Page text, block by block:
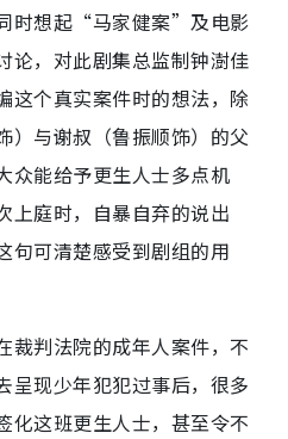
时想起“马家健案”及电影
论，对此剧集总监制钟澍佳
这个真实案件时的想法，除
）与谢叔（鲁振顺饰）的父
众能给予更生人士多点机
上庭时，自暴自弃的说出
句可清楚感受到剧组的用
判法院的成年人案件，不
呈现少年犯犯过事后，很多
化这班更生人士，甚至令不